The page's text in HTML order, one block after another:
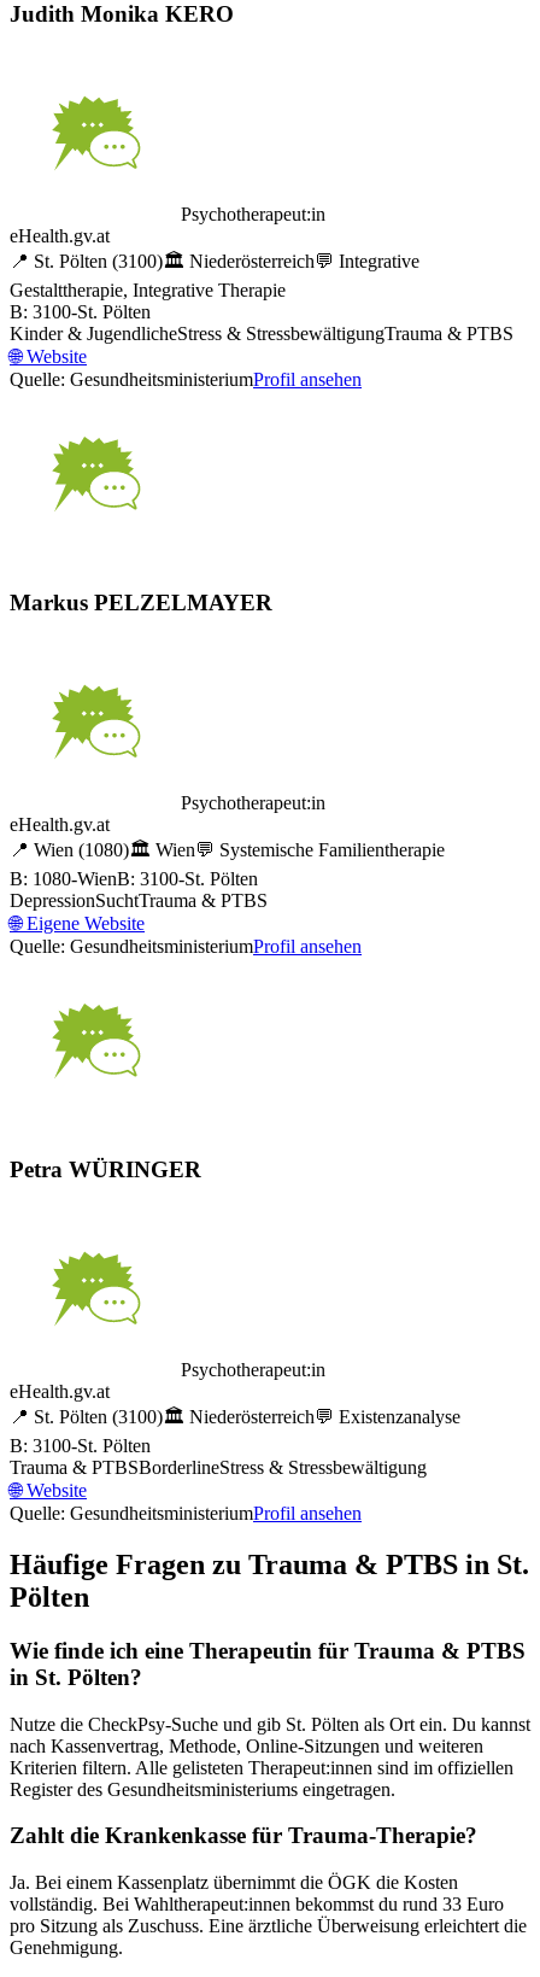
Judith Monika KERO
Psychotherapeut:in
eHealth.gv.at
📍 St. Pölten (3100)🏛️ Niederösterreich💬 Integrative
Gestalttherapie, Integrative Therapie
B: 3100-St. Pölten
Kinder & JugendlicheStress & StressbewältigungTrauma & PTBS
🌐Website
Quelle: GesundheitsministeriumProfil ansehen
Markus PELZELMAYER
Psychotherapeut:in
eHealth.gv.at
📍 Wien (1080)🏛️ Wien💬 Systemische Familientherapie
B: 1080-WienB: 3100-St. Pölten
DepressionSuchtTrauma & PTBS
🌐Eigene Website
Quelle: GesundheitsministeriumProfil ansehen
Petra WÜRINGER
Psychotherapeut:in
eHealth.gv.at
📍 St. Pölten (3100)🏛️ Niederösterreich💬 Existenzanalyse
B: 3100-St. Pölten
Trauma & PTBSBorderlineStress & Stressbewältigung
🌐Website
Quelle: GesundheitsministeriumProfil ansehen
Häufige Fragen zu Trauma & PTBS in St.
Pölten
Wie finde ich eine Therapeutin für Trauma & PTBS
in St. Pölten?
Nutze die CheckPsy-Suche und gib St. Pölten als Ort ein. Du kannst
nach Kassenvertrag, Methode, Online-Sitzungen und weiteren
Kriterien filtern. Alle gelisteten Therapeut:innen sind im offiziellen
Register des Gesundheitsministeriums eingetragen.
Zahlt die Krankenkasse für Trauma-Therapie?
Ja. Bei einem Kassenplatz übernimmt die ÖGK die Kosten
vollständig. Bei Wahltherapeut:innen bekommst du rund 33 Euro
pro Sitzung als Zuschuss. Eine ärztliche Überweisung erleichtert die
Genehmigung.